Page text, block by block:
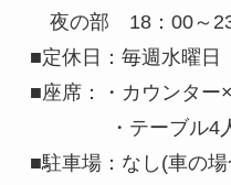
夜の部 18：00～23
■定休日：毎週水曜日
■座席：・カウンター
・テーブル4人
■駐車場：なし(車の